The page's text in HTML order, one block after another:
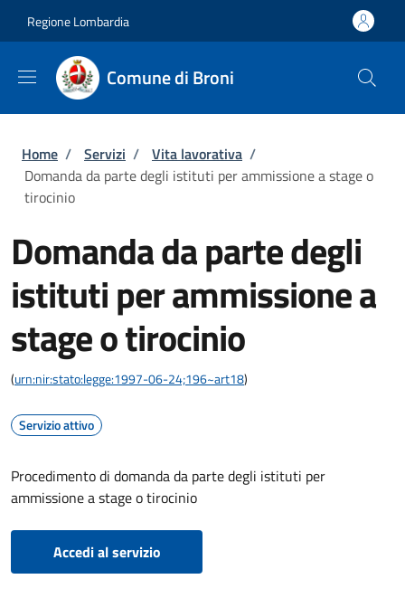
Regione Lombardia
Comune di Broni
Briciole di pane
Home / Servizi / Vita lavorativa /
Domanda da parte degli istituti per ammissione a stage o
tirocinio
Domanda da parte degli
istituti per ammissione a
stage o tirocinio
(urn:nir:stato:legge:1997-06-24;196~art18)
Servizio attivo
Procedimento di domanda da parte degli istituti per
ammissione a stage o tirocinio
Accedi al servizio